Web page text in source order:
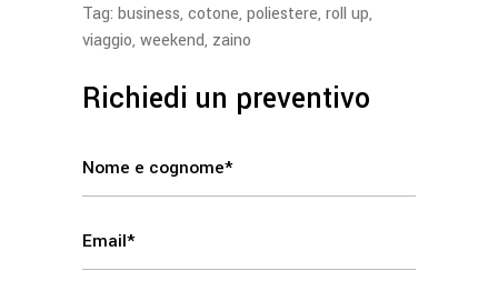
Tag: business, cotone, poliestere, roll up,
viaggio, weekend, zaino
Richiedi un preventivo